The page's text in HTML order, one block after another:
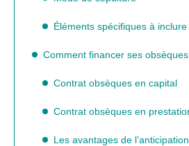
Éléments spécifiques à inclure
Comment financer ses obsèques
Contrat obsèques en capital
Contrat obsèques en
Les avantages de l’anticipation